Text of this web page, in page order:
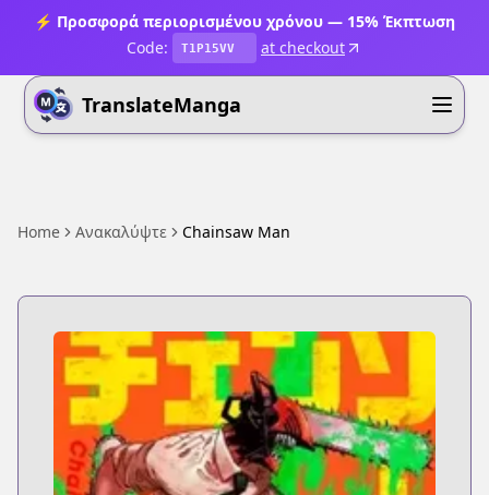
⚡ Προσφορά περιορισμένου χρόνου — 15% Έκπτωση
Code:
T1P15VV at checkout
TranslateManga
Home Ανακαλύψτε Chainsaw Man